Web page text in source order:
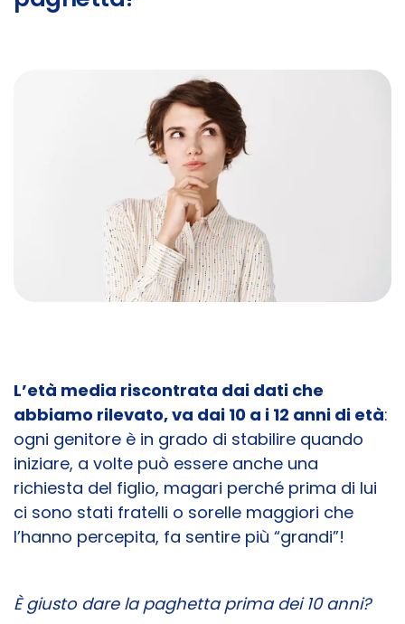
L’età media riscontrata dai dati che
abbiamo rilevato, va dai 10 a i 12 anni di età:
ogni genitore è in grado di stabilire quando
iniziare, a volte può essere anche una
richiesta del figlio, magari perché prima di lui
ci sono stati fratelli o sorelle maggiori che
l’hanno percepita, fa sentire più “grandi”!
È giusto dare la paghetta prima dei 10 anni?